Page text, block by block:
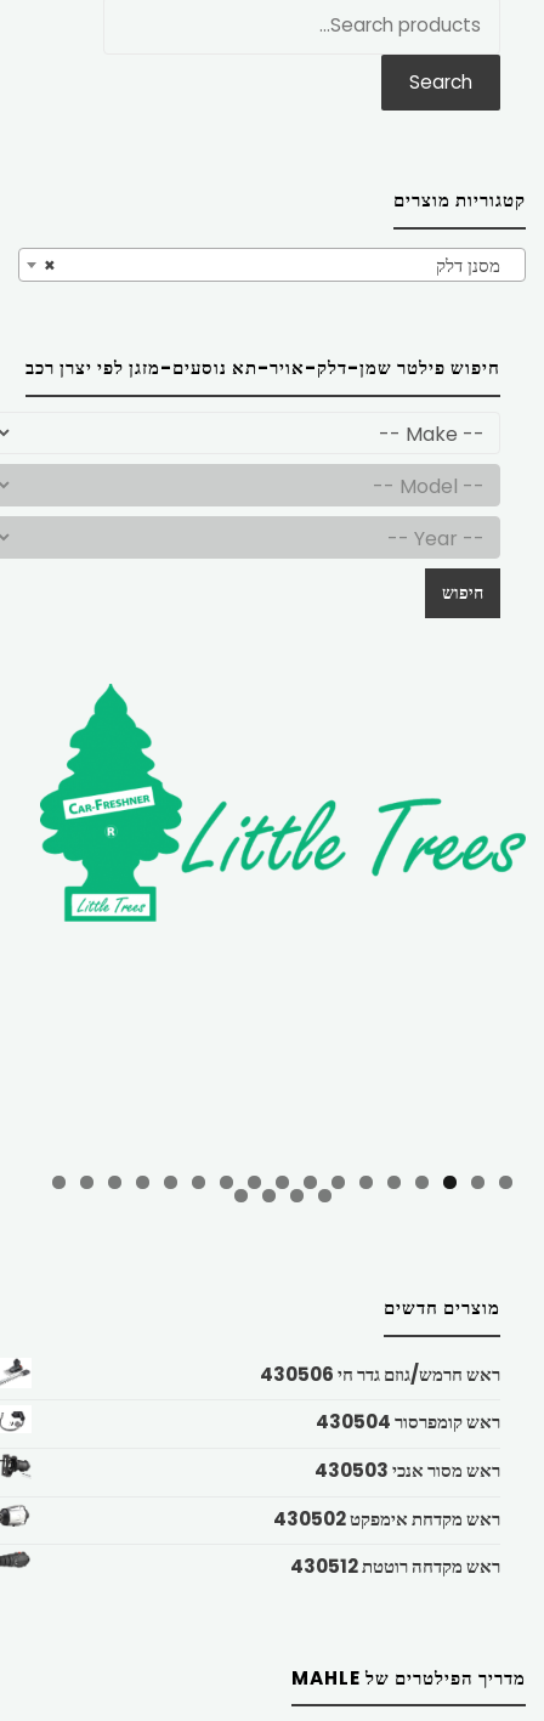
Search
קטגוריות מוצרים
× מסנן דלק
חיפוש פילטר שמן-דלק-אויר-תא נוסעים-מזגן לפי יצרן רכב
חיפוש
מוצרים חדשים
ראש חרמש/גוזם גדר חי 430506
ראש קומפרסור 430504
ראש מסור אנכי 430503
ראש מקדחת אימפקט 430502
ראש מקדחה רוטטת 430512
מדריך הפילטרים של MAHLE